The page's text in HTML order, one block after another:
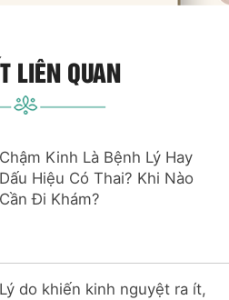
LIÊN QUAN
Chậm Kinh Là Bệnh Lý Hay
Dấu Hiệu Có Thai? Khi Nào
Cần Đi Khám?
Lý do khiến kinh nguyệt ra ít,